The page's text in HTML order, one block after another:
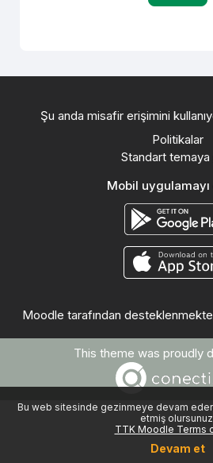
Bu web sitesinde gezinmeye devam
etmiş
TTK Moodle Terms
Devam et
Şu anda misafir erişimini
Politikalar
Standart
Mobil
Moodle tarafından
This theme was proudly